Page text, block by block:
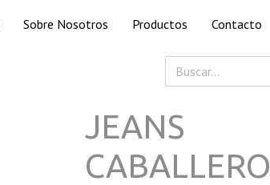
Sobre Nosotros Productos Contacto
JEANS
CABALLERO